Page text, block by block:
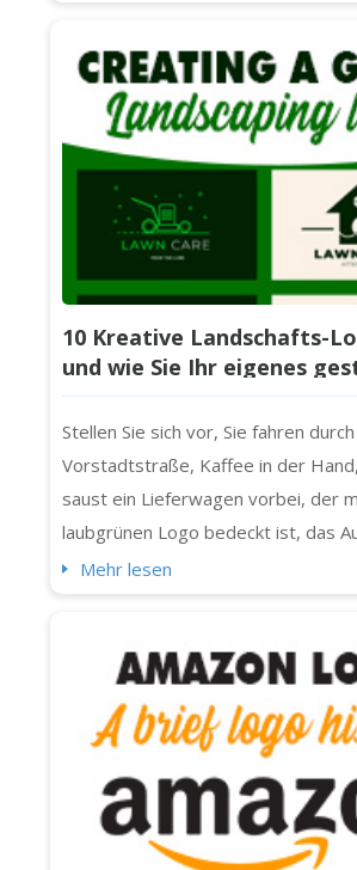
bekanntesten Buchstabenlogos
Chanel, IBM und NASA). Lassen Sie
Was ist ein ...
10 Kreative Landschafts-
und wie Sie Ihr eigenes
Stellen Sie sich vor, Sie fahren
Vorstadtstraße, Kaffee in der
saust ein Lieferwagen vorbei, der
laubgrünen Logo bedeckt ist, das
erregt. Ein durchdachtes,
ist ein visueller Händedruck mit
potenziellen Kunden im Block. Es
Rolle, o...
Mehr lesen